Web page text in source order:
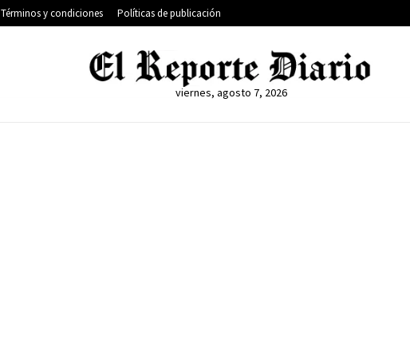
Términos y condiciones Políticas de publicación
viernes, agosto 7, 2026